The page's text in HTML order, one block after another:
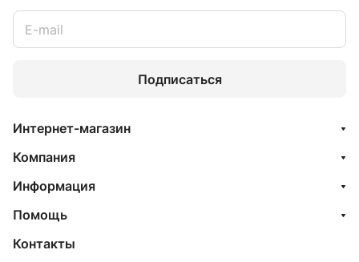
Подписаться
Интернет-магазин
Компания
Информация
Помощь
Контакты